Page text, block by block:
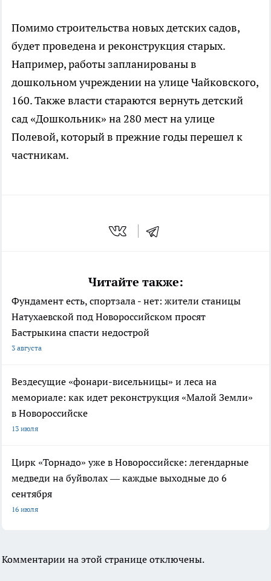
Помимо строительства новых детских садов,
будет проведена и реконструкция старых.
Например, работы запланированы в
дошкольном учреждении на улице Чайковского,
160. Также власти стараются вернуть детский
сад «Дошкольник» на 280 мест на улице
Полевой, который в прежние годы перешел к
частникам.
Читайте также:
Фундамент есть, спортзала - нет: жители станицы
Натухаевской под Новороссийском просят
Бастрыкина спасти недострой
3 августа
Вездесущие «фонари-висельницы» и леса на
мемориале: как идет реконструкция «Малой Земли»
в Новороссийске
13 июля
Цирк «Торнадо» уже в Новороссийске: легендарные
медведи на буйволах — каждые выходные до 6
сентября
16 июля
Комментарии на этой странице отключены.